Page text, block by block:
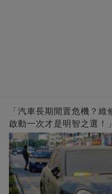
「汽車長期閒置危機？
啟動一次才是明智之選！」